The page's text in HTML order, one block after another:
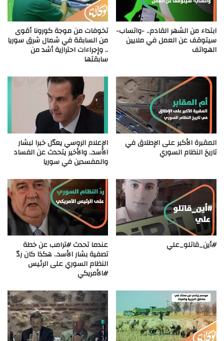
ابتداء من الشهر القادم.. -واتساب-
سيتوقف عن العمل في ملايين
الهواتف
تخوفات من موجة كورونا أقوى
من السابقة في شمال شرق سوريا
.. وإجراءات احترازية أشد من
سابقتها
المقبرة الأكبر على الإطلاق في
تاريخ النظام السوري
الإعلام الروسي يعدّل خبرا لبشار
الأسد.. والأخير يتحدث عن الفساد
والمفسدين في سوريا
#أين_قاتلو_علي عندما تحدث #ترامب عن خطة
تصفية بشار الأسد.. هكذا كان ردّ
النظام السوري على الرئيس
#الأمريكي